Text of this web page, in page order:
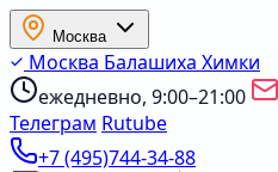
Москва
Москва Балашиха Химки
ежедневно, 9:00–21:00
Телеграм Rutube
+7 (495)744-34-88